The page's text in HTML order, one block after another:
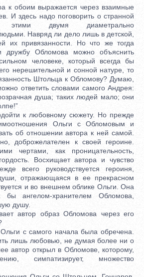
обоим выражается через взаимные
И здесь надо поговорить о странной
двумя диаметрально
Навряд ли дело лишь в детской,
их привязанности. Но что же тогда
дружбу Обломова можно объяснить
человеке, который всегда бы
нерешительной и сонной натуре, то
Штольца к Обломову? Думаю,
ответить словами самого Андрея:
душа; таких людей мало; они
к любовному сюжету. Но прежде
Ольги с Обломовым и
об отношении автора к ней самой.
доброжелателен к своей героине.
чертами, как проницательность,
Восхищает автора и чувство
всего руководствуется героиня,
отражающаяся в ее прекрасном
и во внешнем облике Ольги. Она
бы ангелом-хранителем Обломова,
душу.
автор образ Обломова через его
с самого начала была обречена.
лишь любовью, не думая более ни о
автор открыл в Обломове, которому,
симпатизирует, множество